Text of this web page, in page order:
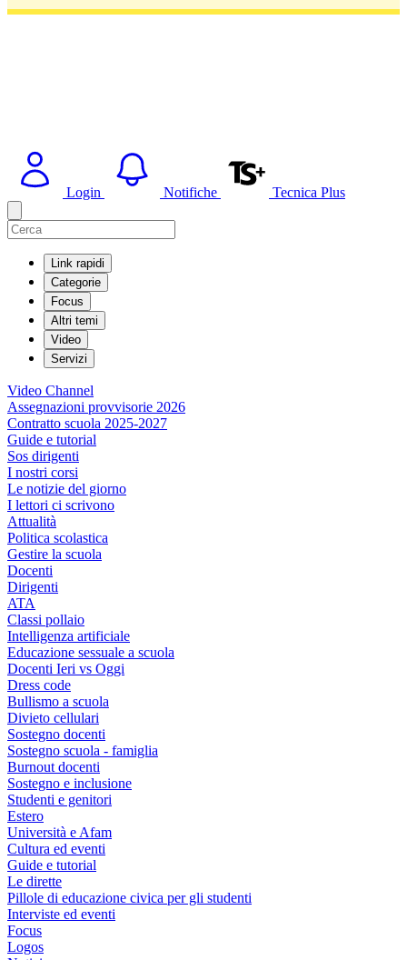
Login Notifiche Tecnica Plus
Link rapidi
Categorie
Focus
Altri temi
Video
Servizi
Video Channel
Assegnazioni provvisorie 2026
Contratto scuola 2025-2027
Guide e tutorial
Sos dirigenti
I nostri corsi
Le notizie del giorno
I lettori ci scrivono
Attualità
Politica scolastica
Gestire la scuola
Docenti
Dirigenti
ATA
Classi pollaio
Intelligenza artificiale
Educazione sessuale a scuola
Docenti Ieri vs Oggi
Dress code
Bullismo a scuola
Divieto cellulari
Sostegno docenti
Sostegno scuola - famiglia
Burnout docenti
Sostegno e inclusione
Studenti e genitori
Estero
Università e Afam
Cultura ed eventi
Guide e tutorial
Le dirette
Pillole di educazione civica per gli studenti
Interviste ed eventi
Focus
Logos